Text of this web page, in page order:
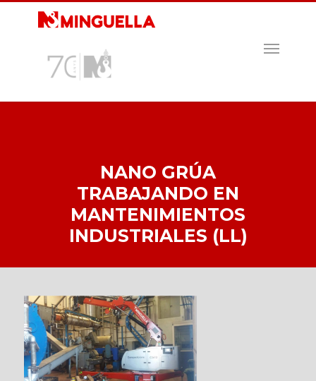
Skip
MENU
NANO GRÚA
TRABAJANDO EN
MANTENIMIENTOS
INDUSTRIALES (LL)